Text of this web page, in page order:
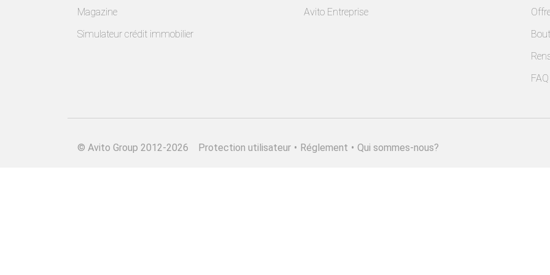
Magazine
Simulateur crédit immobilier
Avito Entreprise
FAQ
© Avito Group 2012-2026 Protection utilisateur • Réglement • Qui sommes-nous?